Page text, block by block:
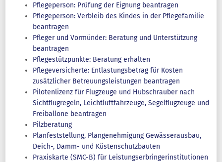
Pflegeperson: Prüfung der Eignung beantragen
Pflegeperson: Verbleib des Kindes in der Pflegefamilie
beantragen
Pfleger und Vormünder: Beratung und Unterstützung
beantragen
Pflegestützpunkte: Beratung erhalten
Pflegeversicherte: Entlastungsbetrag für Kosten
zusätzlicher Betreuungsleistungen beantragen
Pilotenlizenz für Flugzeuge und Hubschrauber nach
Sichtflugregeln, Leichtluftfahrzeuge, Segelflugzeuge und
Freiballone beantragen
Pilzberatung
Planfeststellung, Plangenehmigung Gewässerausbau,
Deich-, Damm- und Küstenschutzbauten
Praxiskarte (SMC-B) für Leistungserbringerinstitutionen